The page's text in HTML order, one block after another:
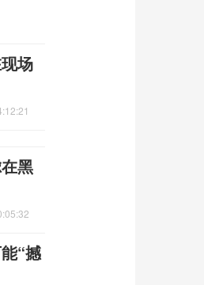
场
黑
“撼